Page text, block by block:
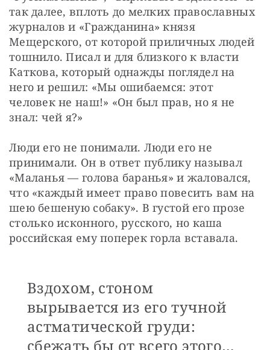
так далее, вплоть до мелких православных
журналов и «Гражданина» князя
Мещерского, от которой приличных людей
тошнило. Писал и для близкого к власти
Каткова, который однажды поглядел на
него и решил: «Мы ошибаемся: этот
человек не наш!» «Он был прав, но я не
знал: чей я?»
Люди его не понимали. Люди его не
принимали. Он в ответ публику называл
«Маланья — голова баранья» и жаловался,
что «каждый имеет право повесить вам на
шею бешеную собаку». В густой его прозе
столько исконного, русского, но каша
российская ему поперек горла вставала.
Вздохом, стоном
вырывается из его тучной
астматической груди:
сбежать бы от всего этого…